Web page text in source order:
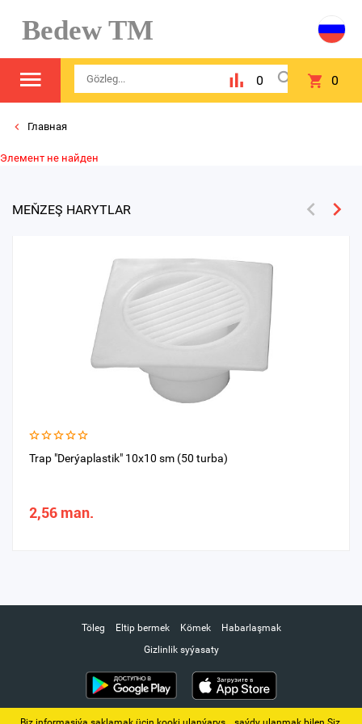
Bedew TM
0 0
Главная
Элемент не найден
MEŇZEŞ HARYTLAR
Trap "Derýaplastik" 10x10 sm (50 turba)
2,56 man.
Töleg Eltip bermek Kömek
Habarlaşmak
Gizlinlik syýasaty